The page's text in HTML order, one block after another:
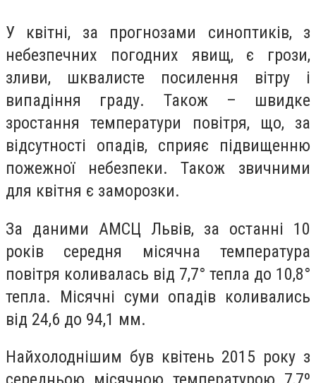
У квітні, за прогнозами синоптиків, з
небезпечних погодних явищ, є грози,
зливи, шквалисте посилення вітру і
випадіння граду. Також – швидке
зростання температури повітря, що, за
відсутності опадів, сприяє підвищенню
пожежної небезпеки. Також звичними
для квітня є заморозки.
За даними АМСЦ Львів, за останні 10
років середня місячна температура
повітря коливалась від 7,7° тепла до 10,8°
тепла. Місячні суми опадів коливались
від 24,6 до 94,1 мм.
Найхолоднішим був квітень 2015 року з